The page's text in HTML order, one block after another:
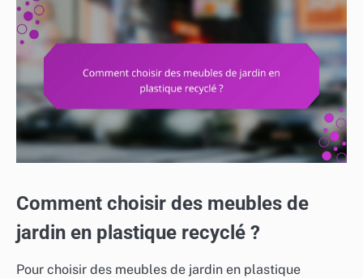
Comment choisir des meubles de
jardin en plastique recyclé ?
Pour choisir des meubles de jardin en plastique